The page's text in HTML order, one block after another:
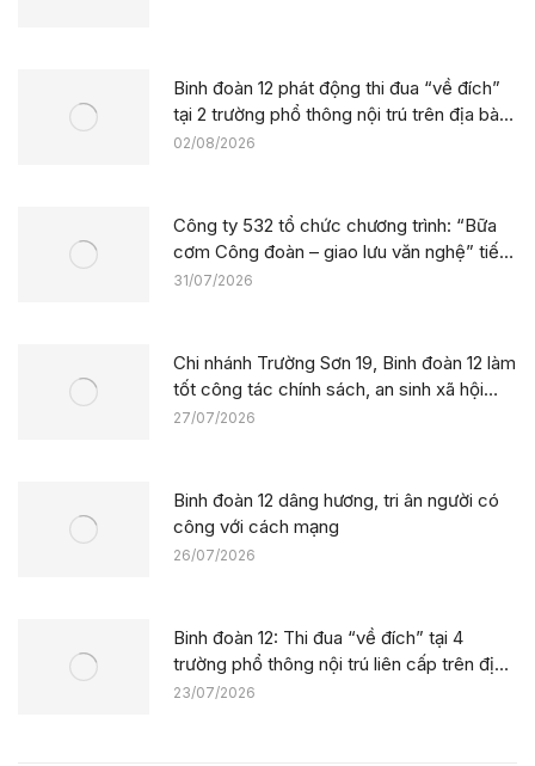
Binh đoàn 12 phát động thi đua “về đích”
tại 2 trường phổ thông nội trú trên địa bàn
tỉnh Lào Cai
02/08/2026
Công ty 532 tổ chức chương trình: “Bữa
cơm Công đoàn – giao lưu văn nghệ” tiếp
sức công trường tại dự án Trường phổ
31/07/2026
Chi nhánh Trường Sơn 19, Binh đoàn 12 làm
tốt công tác chính sách, an sinh xã hội
nhân kỷ niệm 79 năm Ngày Thương binh –
27/07/2026
Binh đoàn 12 dâng hương, tri ân người có
công với cách mạng
26/07/2026
Binh đoàn 12: Thi đua “về đích” tại 4
trường phổ thông nội trú liên cấp trên địa
bàn tỉnh Thanh Hóa
23/07/2026